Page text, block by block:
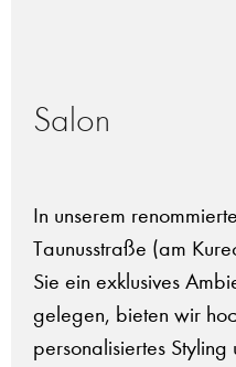
Salon
In unserem
Taunusstraße (am
Sie ein exklusives
gelegen, bieten wir
personalisiertes